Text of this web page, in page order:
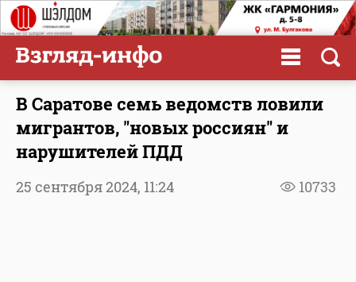
В Саратове семь ведомств ловили
мигрантов, "новых россиян" и
нарушителей ПДД
10733
25 сентября 2024, 11:24